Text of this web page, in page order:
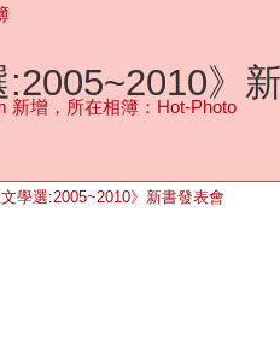
:2005~2010》
新增，所在相簿： Hot-Photo